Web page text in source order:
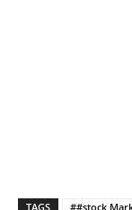
TAGS ##stock